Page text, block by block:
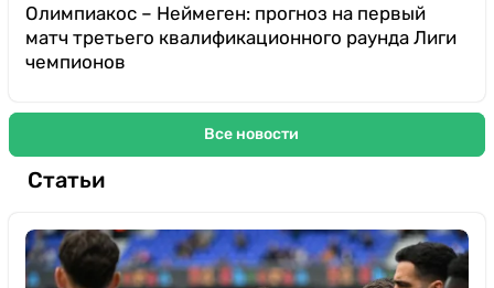
Олимпиакос – Неймеген: прогноз на первый
матч третьего квалификационного раунда Лиги
чемпионов
Все новости
Статьи